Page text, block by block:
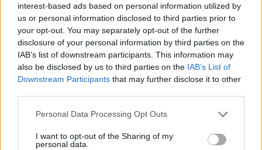
interest-based ads based on personal information utilized by
us or personal information disclosed to third parties prior to
your opt-out. You may separately opt-out of the further
disclosure of your personal information by third parties on the
IAB’s list of downstream participants. This information may
also be disclosed by us to third parties on the IAB’s List of
Downstream Participants that may further disclose it to other
Please note that this website/app uses one or more Google
not limited to your visit or usage behaviour. You may click to
grant or deny consent to Google and its third-party tags to
Personal Data Processing Opt Outs
I want to opt-out of the Sharing of my
personal data.
figyelmeztetnek a titkosszolgálatok
HÍREK 2 órája
Heaven Street Seven: nézz vissza, és nézd
vissza!